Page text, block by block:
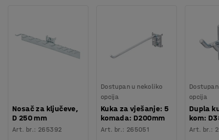
Nosač za ključeve,
D 250 mm
Art. br.: 265392
Dostupan u nekoliko
opcija
Kuka za vješanje: 5
komada: D200mm
Art. br.: 265051
opcija
Dupla
kom:
Art. br.: